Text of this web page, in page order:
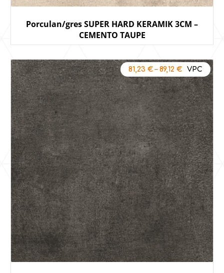
Porculan/gres SUPER HARD KERAMIK 3CM –
CEMENTO TAUPE
81,23 €– 89,12 €